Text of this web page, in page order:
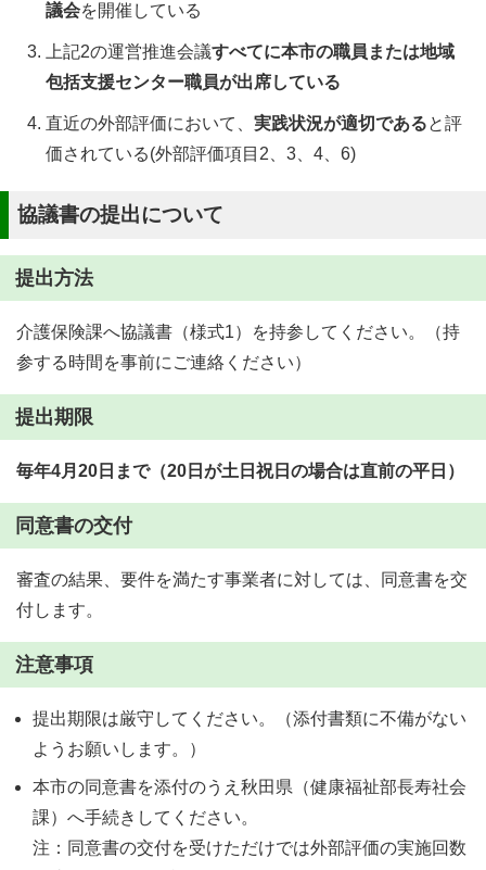
議会を開催している
上記2の運営推進会議すべてに本市の職員または地域
包括支援センター職員が出席している
直近の外部評価において、 実践状況が適切であると評
価されている(外部評価項目2、3、4、6)
協議書の提出について
提出方法
介護保険課へ協議書（様式1）を持参してください。（持
参する時間を事前にご連絡ください）
提出期限
毎年4月20日まで（20日が土日祝日の場合は直前の平日）
同意書の交付
審査の結果、要件を満たす事業者に対しては、同意書を交
付します。
注意事項
提出期限は厳守してください。（添付書類に不備がない
ようお願いします。）
本市の同意書を添付のうえ秋田県（健康福祉部長寿社会
課）へ手続きしてください。
注：同意書の交付を受けただけでは外部評価の実施回数